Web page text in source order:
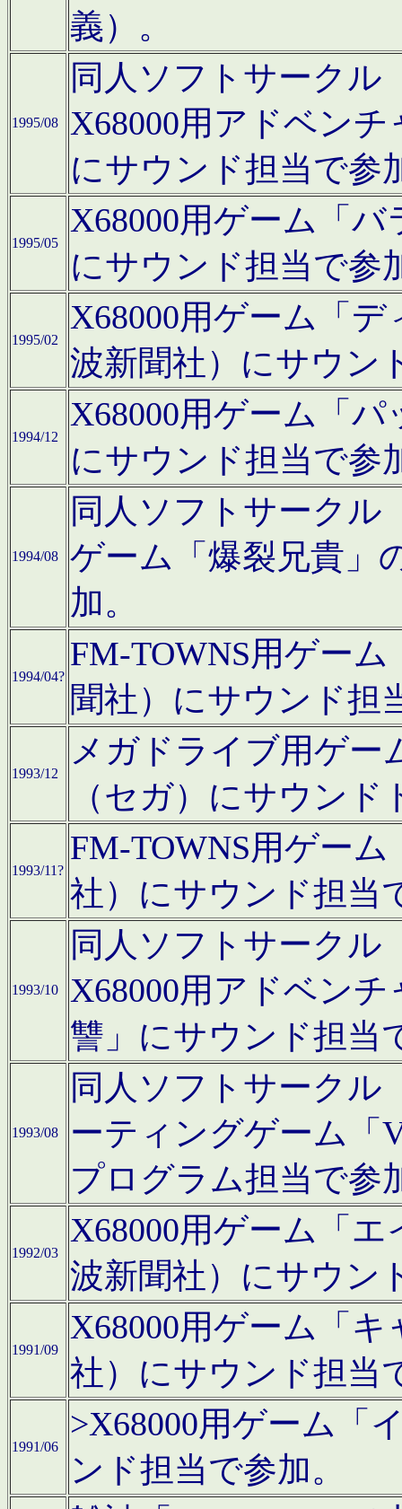
義）。
1995/08
同人ソフトサークル
X68000用アドベン
にサウンド担当で参
1995/05
X68000用ゲーム「
にサウンド担当で参
1995/02
X68000用ゲーム「
波新聞社）にサウン
1994/12
X68000用ゲーム「
にサウンド担当で参
1994/08
同人ソフトサークル
ゲーム「爆裂兄貴」
加。
1994/04?
FM-TOWNS用ゲー
聞社）にサウンド担
1993/12
メガドライブ用ゲー
（セガ）にサウン
1993/11?
FM-TOWNS用ゲー
社）にサウンド担当
1993/10
同人ソフトサークル
X68000用アドベン
讐」にサウンド担当
1993/08
同人ソフトサークル
ーティングゲーム「
プログラム担当で参
1992/03
X68000用ゲーム「
波新聞社）にサウン
1991/09
X68000用ゲーム「
社）にサウンド担当
1991/06
>X68000用ゲーム「
ンド担当で参加。